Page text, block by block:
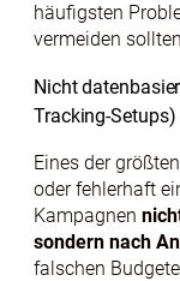
häufigsten
vermeiden
Nicht
Tracking-Setups)
Eines der
oder fehlerhaft
Kampagnen
sondern nach
falschen